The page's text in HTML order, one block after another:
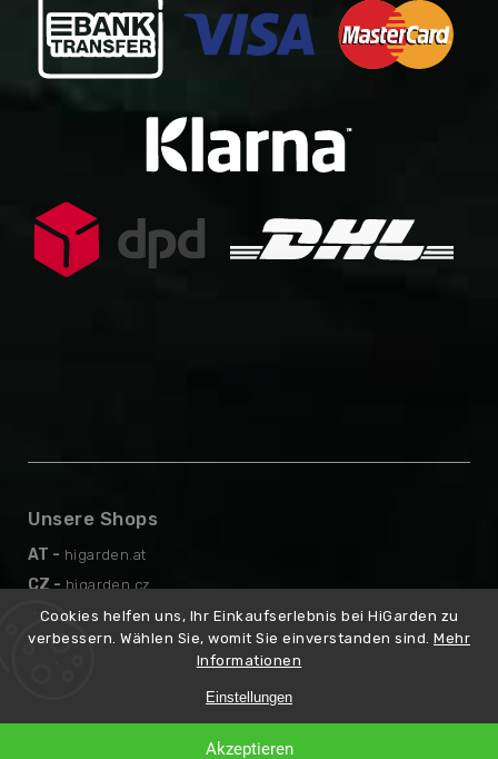
Cookies helfen uns, Ihr Einkaufserlebnis bei HiGarden zu
verbessern. Wählen Sie, womit Sie einverstanden sind. Mehr
Informationen
Einstellungen
Akzeptieren
Unsere Shops
AT - higarden.at
CZ - higarden.cz
EN - higarden.eu
PL - higarden.pl
Erstellt
higarden.de. Alle Rechte vorbehalten.